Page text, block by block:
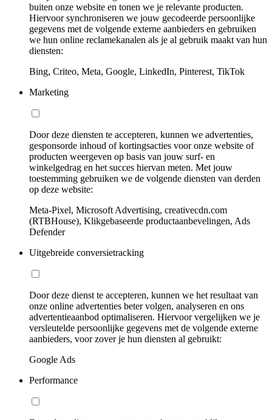
buiten onze website en tonen we je relevante producten.
Hiervoor synchroniseren we jouw gecodeerde persoonlijke
gegevens met de volgende externe aanbieders en gebruiken
we hun online reclamekanalen als je al gebruik maakt van hun
diensten:
Bing, Criteo, Meta, Google, LinkedIn, Pinterest, TikTok
Marketing
Door deze diensten te accepteren, kunnen we advertenties,
gesponsorde inhoud of kortingsacties voor onze website of
producten weergeven op basis van jouw surf- en
winkelgedrag en het succes hiervan meten. Met jouw
toestemming gebruiken we de volgende diensten van derden
op deze website:
Meta-Pixel, Microsoft Advertising, creativecdn.com
(RTBHouse), Klikgebaseerde productaanbevelingen, Ads
Defender
Uitgebreide conversietracking
Door deze dienst te accepteren, kunnen we het resultaat van
onze online advertenties beter volgen, analyseren en ons
advertentieaanbod optimaliseren. Hiervoor vergelijken we je
versleutelde persoonlijke gegevens met de volgende externe
aanbieders, voor zover je hun diensten al gebruikt:
Google Ads
Performance